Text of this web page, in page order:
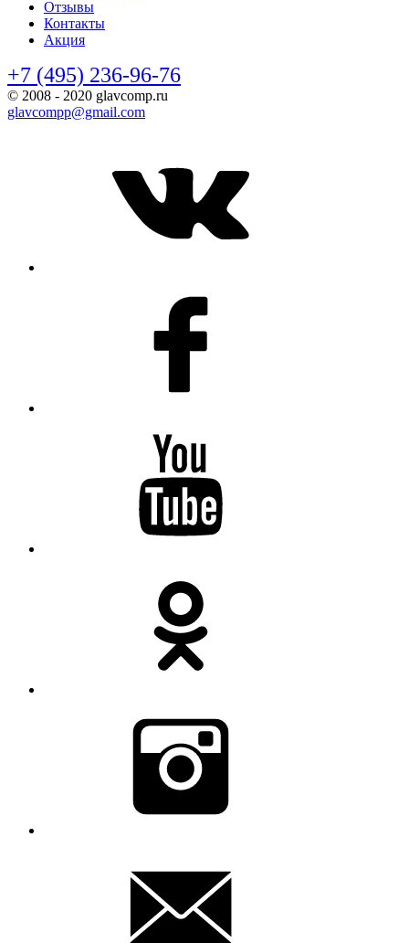
Отзывы
Контакты
Акция
+7 (495) 236-96-76
© 2008 - 2020 glavcomp.ru
glavcompp@gmail.com